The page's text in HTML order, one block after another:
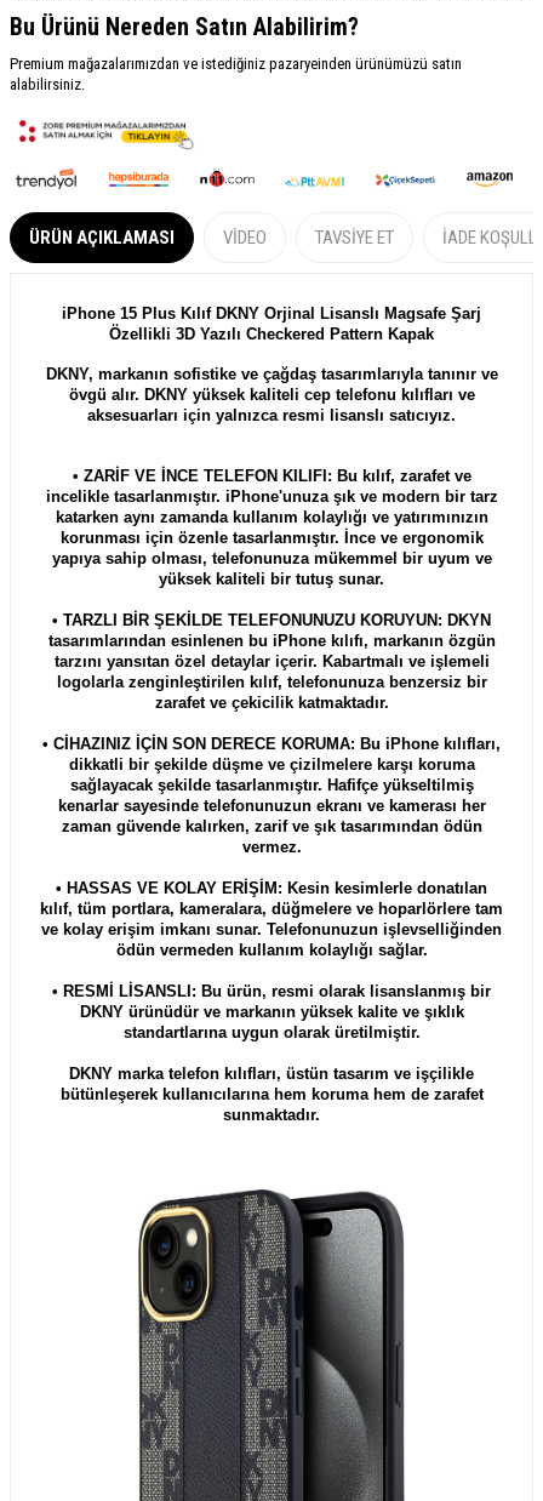
Bu Ürünü Nereden Satın Alabilirim?
Premium mağazalarımızdan ve istediğiniz pazaryeinden ürünümüzü satın
alabilirsiniz.
ÜRÜN AÇIKLAMASI VIDEO TAVSIYE ET İADE
iPhone 15 Plus Kılıf DKNY Orjinal Lisanslı Magsafe Şarj
Özellikli 3D Yazılı Checkered Pattern Kapak
DKNY, markanın sofistike ve çağdaş tasarımlarıyla tanınır ve
övgü alır. DKNYyüksek kaliteli cep telefonu kılıfları ve
aksesuarları için yalnızca resmi lisanslı satıcıyız.
• ZARİF VE İNCE TELEFON KILIFI: Bu kılıf, zarafet ve
incelikle tasarlanmıştır. iPhone'unuza şık ve modern bir tarz
katarken aynı zamanda kullanım kolaylığı ve yatırımınızın
korunması için özenle tasarlanmıştır. İnce ve ergonomik
yapıya sahip olması, telefonunuza mükemmel bir uyum ve
yüksek kaliteli bir tutuş sunar.
• TARZLI BİR ŞEKİLDE TELEFONUNUZU KORUYUN: DKYN
tasarımlarından esinlenen bu iPhone kılıfı, markanın özgün
tarzını yansıtan özel detaylar içerir. Kabartmalı ve işlemeli
logolarla zenginleştirilen kılıf, telefonunuza benzersiz bir
zarafet ve çekicilik katmaktadır.
• CİHAZINIZ İÇİN SON DERECE KORUMA: Bu iPhone kılıfları,
dikkatli bir şekilde düşme ve çizilmelere karşı koruma
sağlayacak şekilde tasarlanmıştır. Hafifçe yükseltilmiş
kenarlar sayesinde telefonunuzun ekranı ve kamerası her
zaman güvende kalırken, zarif ve şık tasarımından ödün
vermez.
• HASSAS VE KOLAY ERİŞİM: Kesin kesimlerle donatılan
kılıf, tüm portlara, kameralara, düğmelere ve hoparlörlere tam
ve kolay erişim imkanı sunar. Telefonunuzun işlevselliğinden
ödün vermeden kullanım kolaylığı sağlar.
• RESMİ LİSANSLI: Bu ürün, resmi olarak lisanslanmış bir
DKNY ürünüdür ve markanın yüksek kalite ve şıklık
standartlarına uygun olarak üretilmiştir.
DKNY marka telefon kılıfları, üstün tasarım ve işçilikle
bütünleşerek kullanıcılarına hem koruma hem de zarafet
sunmaktadır.